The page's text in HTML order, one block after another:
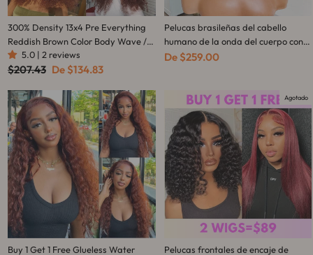
300% Density 13x4 Pre Everything
Reddish Brown Color Body Wave /
Jerry Curly / Kinky Curly / Water
Wave HD Transparent Lace Human
5.0 | 2 reviews
Precio
$207.43 Precio
oferta
De $134.83
Pelucas brasileñas del cabello
humano de la onda del cuerpo con
flequillo para las mujeres Peluca
De $259.00
Buy 1 Get 1 Free Glueless Water
Agotado
Pelucas frontales de encaje de